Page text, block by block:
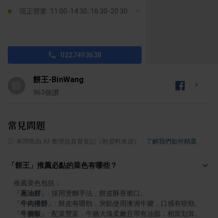
現正營業: 11:00-14:30, 16:30-20:30
0227493638
餅王-BinWang
963個讚
常見問題
本問答由 AI 整理自真實食記（附資料來源） 了解我們如何精選
「餅王」推薦必點的菜色有哪些？
蔥油餅
牛肉捲餅
牛腩飯